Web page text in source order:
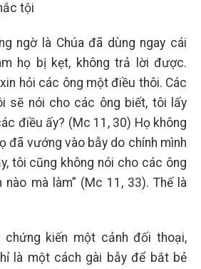
tội
ngờ là Chúa đã dùng ngay cái
họ bị kẹt, không trả lời được.
hỏi các ông một điều thôi. Các
sẽ nói cho các ông biết, tôi lấy
điều ấy? (Mc 11, 30) Họ không
đã vướng vào bẫy do chính mình
tôi cũng không nói cho các ông
nào mà làm” (Mc 11, 33). Thế là
chứng kiến một cảnh đối thoại,
là một cách gài bẫy để bắt bẻ